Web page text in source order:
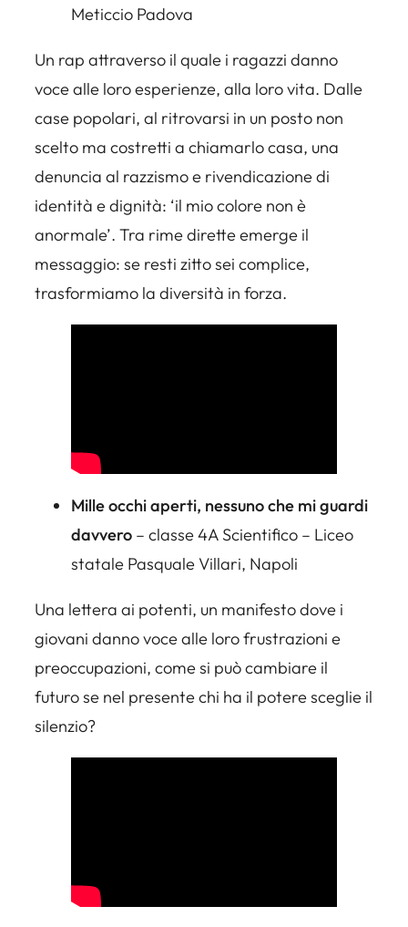
Meticcio Padova
Un rap attraverso il quale i ragazzi danno
voce alle loro esperienze, alla loro vita. Dalle
case popolari, al ritrovarsi in un posto non
scelto ma costretti a chiamarlo casa, una
denuncia al razzismo e rivendicazione di
identità e dignità: ‘il mio colore non è
anormale’. Tra rime dirette emerge il
messaggio: se resti zitto sei complice,
trasformiamo la diversità in forza.
Mille occhi aperti, nessuno che mi guardi
davvero – classe 4A Scientifico – Liceo
statale Pasquale Villari, Napoli
Una lettera ai potenti, un manifesto dove i
giovani danno voce alle loro frustrazioni e
preoccupazioni, come si può cambiare il
futuro se nel presente chi ha il potere sceglie il
silenzio?